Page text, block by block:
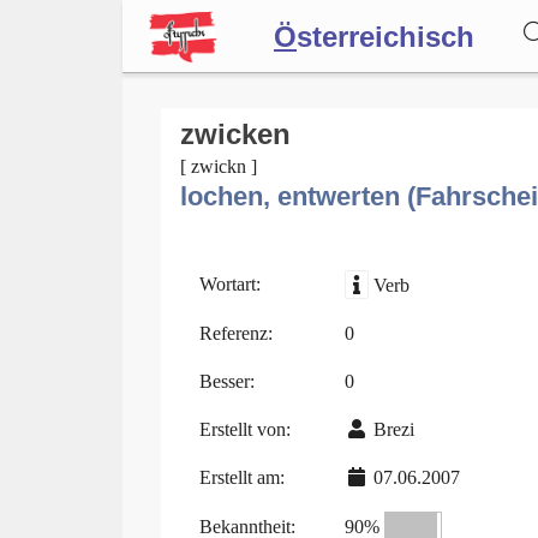
Österreichisch
Forum
Blog
zwicken
[ zwickn ]
lochen, entwerten
Wortart: Verb
Referenz: 0
Besser: 0
Erstellt von: Brezi
Erstellt am: 07.06.2007
Bekanntheit: 90%